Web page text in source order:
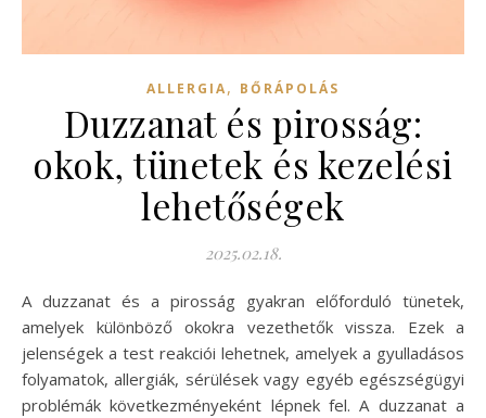
ALLERGIA, BŐRÁPOLÁS
Duzzanat és pirosság:
okok, tünetek és kezelési
lehetőségek
2025.02.18.
A duzzanat és a pirosság gyakran előforduló tünetek,
amelyek különböző okokra vezethetők vissza. Ezek a
jelenségek a test reakciói lehetnek, amelyek a gyulladásos
folyamatok, allergiák, sérülések vagy egyéb egészségügyi
problémák következményeként lépnek fel. A duzzanat a